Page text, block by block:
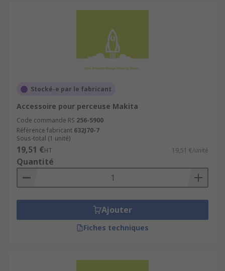
Stocké-e par le fabricant
Accessoire pour perceuse Makita
Code commande RS 256-5900
Référence fabricant 632J70-7
Sous-total (1 unité)
19,51 €HT 19,51 €/unité
Quantité
Ajouter
Fiches techniques